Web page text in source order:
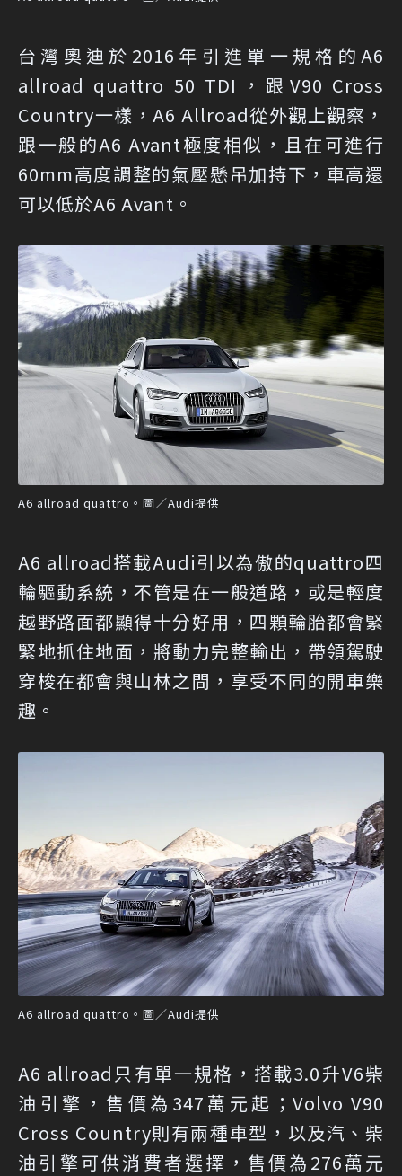
台灣奧迪於2016年引進單一規格的A6
allroad quattro 50 TDI，跟V90 Cross
Country一樣，A6 Allroad從外觀上觀察，
跟一般的A6 Avant極度相似，且在可進行
60mm高度調整的氣壓懸吊加持下，車高還
可以低於A6 Avant。
A6 allroad quattro。圖／Audi提供
A6 allroad搭載Audi引以為傲的quattro四
輪驅動系統，不管是在一般道路，或是輕度
越野路面都顯得十分好用，四顆輪胎都會緊
緊地抓住地面，將動力完整輸出，帶領駕駛
穿梭在都會與山林之間，享受不同的開車樂
趣。
A6 allroad quattro。圖／Audi提供
A6 allroad只有單一規格，搭載3.0升V6柴
油引擎，售價為347萬元起；Volvo V90
Cross Country則有兩種車型，以及汽、柴
油引擎可供消費者選擇，售價為276萬元